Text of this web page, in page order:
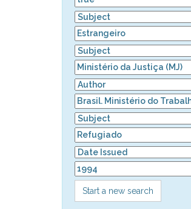
Start a new search